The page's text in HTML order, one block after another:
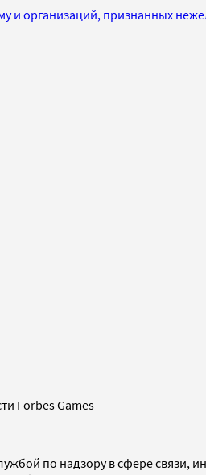
и организаций, признанных
Forbes Games
по надзору в сфере